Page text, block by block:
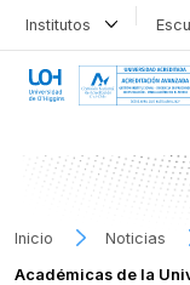
Institutos
Inicio
Noticias
Académicas de la